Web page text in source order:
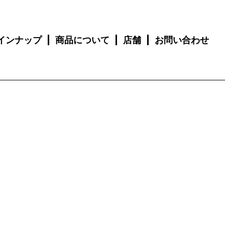
ンナップ 商品について 店舗 お問い合わせ